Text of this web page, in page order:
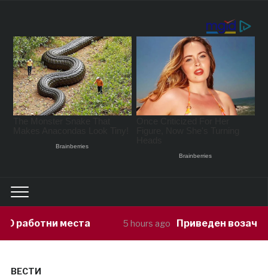
5 hours ago Приведен возач кој ја предизвикал
ВЕСТИ